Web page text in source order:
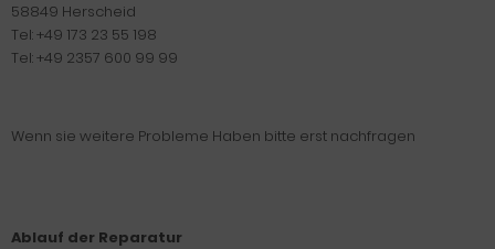
58849 Herscheid
Tel: +49 173 23 55 198
Tel: +49 2357 600 99 99
Wenn sie weitere Probleme Haben bitte erst nachfragen
Ablauf der Reparatur